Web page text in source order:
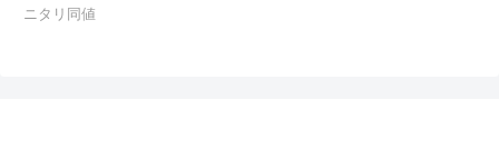
ニタリ同値